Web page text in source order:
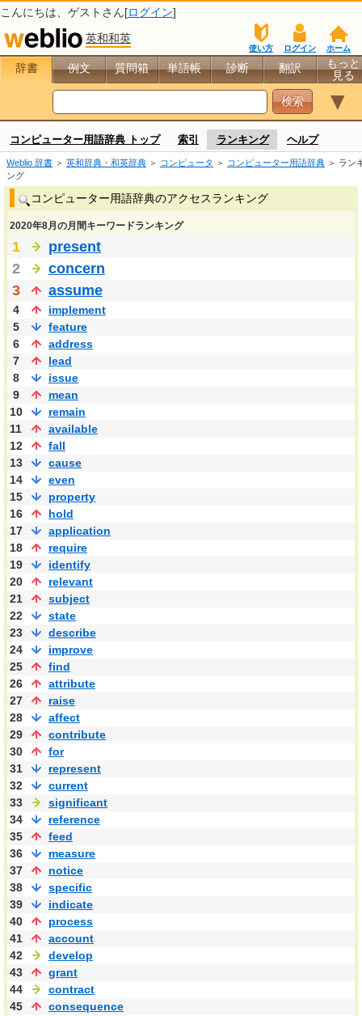
こんにちは、 ゲスト さん[ログイン]
英和和英
ホーム
ログイン
使い方
辞書 例文 質問箱 単語帳 診断 翻訳
もっと
見る
▼
コンピューター用語辞典 トップ 索引 ランキング ヘルプ
Weblio 辞書 ＞ 英和辞典・和英辞典 ＞ コンピュータ ＞ コンピューター用語辞典 ＞ ラン
ング
コンピューター用語辞典のアクセスランキング
2020年8月の月間キーワードランキング
1
present
2
concern
3
assume
4
implement
5
feature
6
address
7
lead
8
issue
9
mean
10
remain
11
available
12
fall
13
cause
14
even
15
property
16
hold
17
application
18
require
19
identify
20
relevant
21
subject
22
state
23
describe
24
improve
25
find
26
attribute
27
raise
28
affect
29
contribute
30
for
31
represent
32
current
33
significant
34
reference
35
feed
36
measure
37
notice
38
specific
39
indicate
40
process
41
account
42
develop
43
grant
44
contract
45
consequence